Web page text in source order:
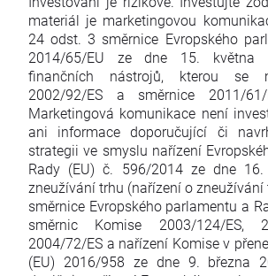
materiál je marketingovou
24 odst. 3 směrnice Evropského
2014/65/EU ze dne 15.
finančních nástrojů, kterou se
2002/92/ES a směrnice 2011/
Marketingová komunikace není
ani informace doporučující či
strategii ve smyslu nařízení
Rady (EU) č. 596/2014 ze dne
zneužívání trhu (nařízení o
směrnice Evropského parlamentu a
směrnic Komise 2003/124/ES,
2004/72/ES a nařízení Komise v
(EU) 2016/958 ze dne 9. března